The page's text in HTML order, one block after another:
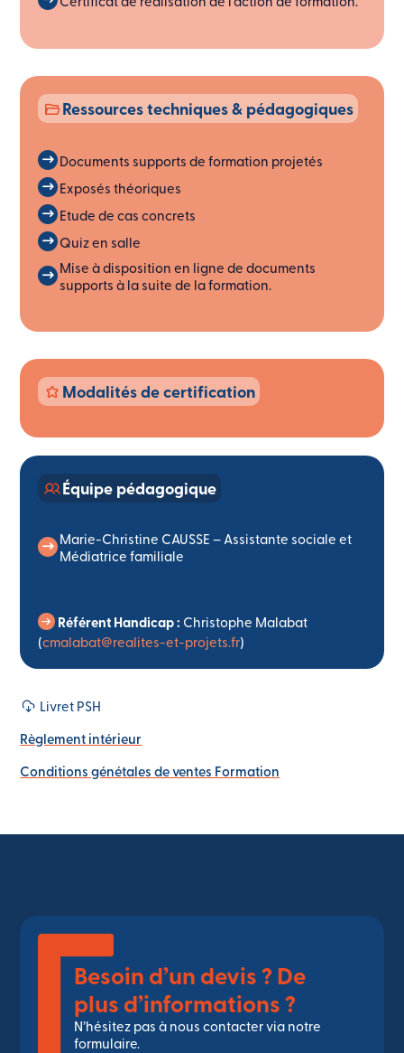
Ressources techniques & pédagogiques
Documents supports de formation projetés
Exposés théoriques
Etude de cas concrets
Quiz en salle
Mise à disposition en ligne de documents
supports à la suite de la formation.
Modalités de certification
Équipe pédagogique
Marie-Christine CAUSSE – Assistante sociale et
Médiatrice familiale
Référent Handicap : Christophe Malabat
(cmalabat@realites-et-projets.fr)
Livret PSH
Règlement intérieur
Conditions génétales de ventes Formation
Besoin d’un devis ? De
plus d’informations ?
N’hésitez pas à nous contacter via notre
formulaire.